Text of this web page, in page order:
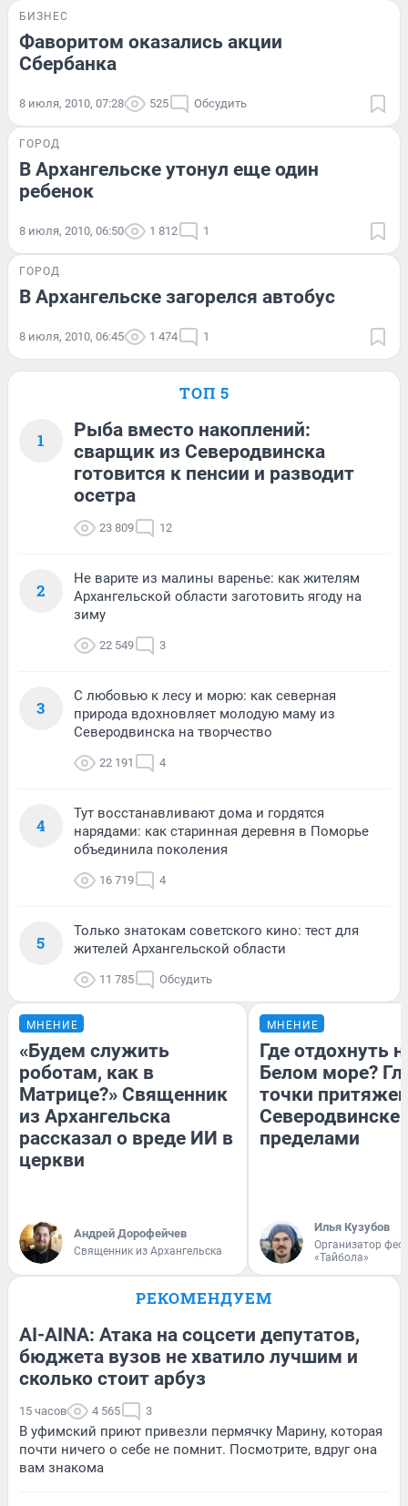
БИЗНЕС
Фаворитом оказались акции
Сбербанка
8 июля, 2010, 07:28 525 Обсудить
ГОРОД
В Архангельске утонул еще один
ребенок
8 июля, 2010, 06:50 1 812 1
ГОРОД
В Архангельске загорелся автобус
8 июля, 2010, 06:45 1 474 1
ТОП 5
1
Рыба вместо накоплений:
сварщик из Северодвинска
готовится к пенсии и разводит
осетра
23 809 12
2
Не варите из малины варенье: как жителям
Архангельской области заготовить ягоду на
зиму
22 549 3
3
С любовью к лесу и морю: как северная
природа вдохновляет молодую маму из
Северодвинска на творчество
22 191 4
4
Тут восстанавливают дома и гордятся
нарядами: как старинная деревня в Поморье
объединила поколения
16 719 4
5
Только знатокам советского кино: тест для
жителей Архангельской области
11 785 Обсудить
МНЕНИЕ
«Будем служить
роботам, как в
Матрице?» Священник
из Архангельска
рассказал о вреде ИИ в
церкви
Андрей Дорофейчев
Священник из Архангельска
МНЕНИЕ
Где отдохнуть
Белом море?
точки
Северодвинске
пределами
Илья Кузубов
Организатор
«Тайбола»
РЕКОМЕНДУЕМ
AI-AINA: Атака на соцсети депутатов,
бюджета вузов не хватило лучшим и
сколько стоит арбуз
15 часов 4 565 3
В уфимский приют привезли пермячку Марину, которая
почти ничего о себе не помнит. Посмотрите, вдруг она
вам знакома